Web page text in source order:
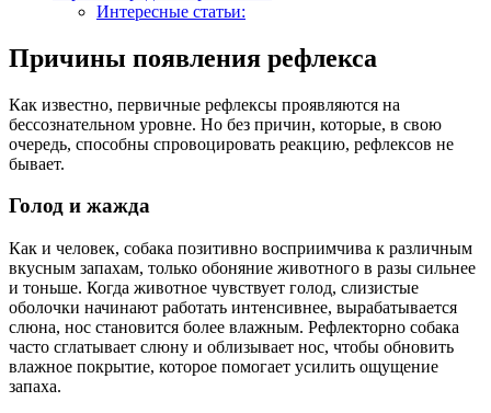
Интересные статьи:
Причины появления рефлекса
Как известно, первичные рефлексы проявляются на
бессознательном уровне. Но без причин, которые, в свою
очередь, способны спровоцировать реакцию, рефлексов не
бывает.
Голод и жажда
Как и человек, собака позитивно восприимчива к различным
вкусным запахам, только обоняние животного в разы сильнее
и тоньше. Когда животное чувствует голод, слизистые
оболочки начинают работать интенсивнее, вырабатывается
слюна, нос становится более влажным. Рефлекторно собака
часто сглатывает слюну и облизывает нос, чтобы обновить
влажное покрытие, которое помогает усилить ощущение
запаха.